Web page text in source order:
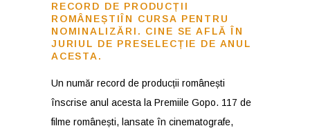
RECORD DE PRODUCȚII
ROMÂNEȘTIÎN CURSA PENTRU
NOMINALIZĂRI. CINE SE AFLĂ ÎN
JURIUL DE PRESELECȚIE DE ANUL
ACESTA.
Un număr record de producții românești
înscrise anul acesta la Premiile Gopo. 117 de
filme românești, lansate în cinematografe,